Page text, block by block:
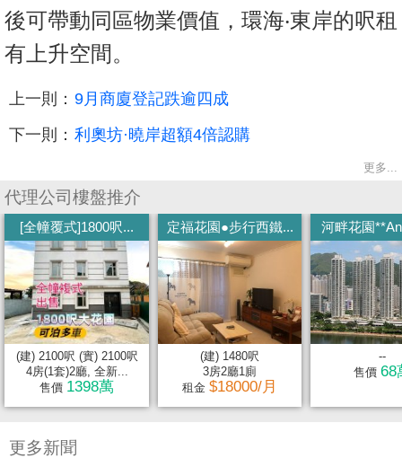
後可帶動同區物業價值，環海‧東岸的呎租
有上升空間。
上一則： 9月商廈登記跌逾四成
下一則： 利奧坊·曉岸超額4倍認購
更多...
代理公司樓盤推介
[全幢覆式]1800呎...
(建) 2100呎 (實) 2100呎
4房(1套)2廳, 全新...
售價 1398萬
定福花園●步行西鐵...
(建) 1480呎
3房2廳1廁
租金 $18000/月
河畔花園
--
售價 68
更多新聞